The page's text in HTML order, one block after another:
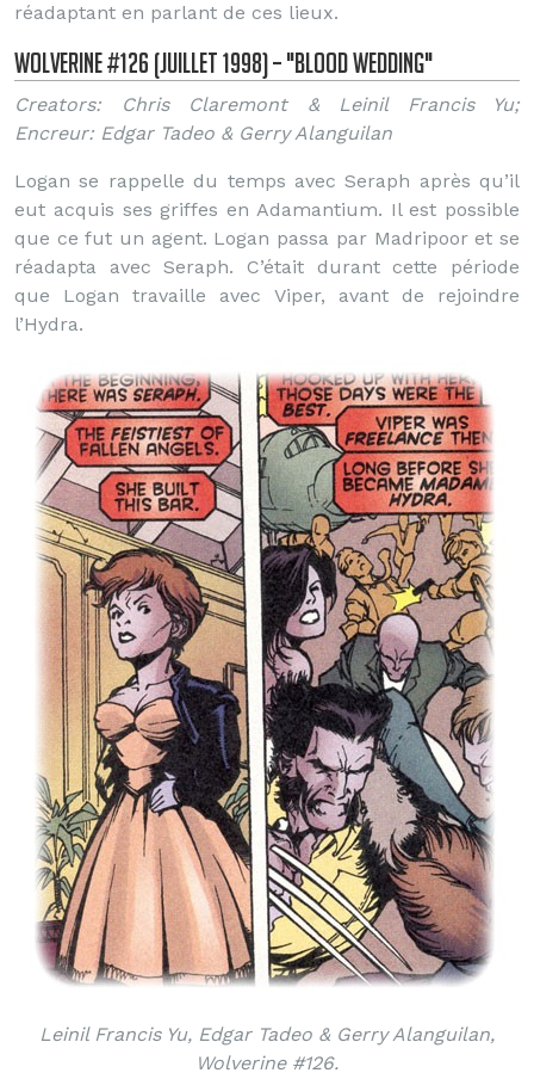
réadaptant en parlant de ces lieux.
Wolverine #126 (Juillet 1998) – "Blood Wedding"
Creators: Chris Claremont & Leinil Francis Yu;
Encreur: Edgar Tadeo & Gerry Alanguilan
Logan se rappelle du temps avec Seraph après qu’il
eut acquis ses griffes en Adamantium. Il est possible
que ce fut un agent. Logan passa par Madripoor et se
réadapta avec Seraph. C’était durant cette période
que Logan travaille avec Viper, avant de rejoindre
l’Hydra.
Leinil Francis Yu, Edgar Tadeo & Gerry Alanguilan,
Wolverine #126.